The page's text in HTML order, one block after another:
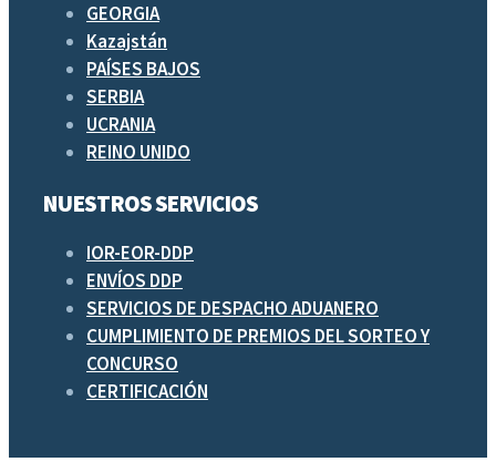
GEORGIA
Kazajstán
PAÍSES BAJOS
SERBIA
UCRANIA
REINO UNIDO
NUESTROS SERVICIOS
IOR-EOR-DDP
ENVÍOS DDP
SERVICIOS DE DESPACHO ADUANERO
CUMPLIMIENTO DE PREMIOS DEL SORTEO Y
CONCURSO
CERTIFICACIÓN